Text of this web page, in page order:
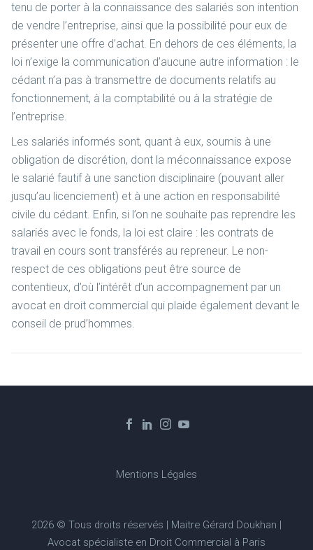
tenu de porter à la connaissance des salariés son intention
de vendre l’entreprise, ainsi que la possibilité pour eux de
présenter une offre d’achat. En dehors de ces éléments, la
loi n’exige la communication d’aucune autre information : le
cédant n’a pas à transmettre de documents relatifs au
fonctionnement, à la comptabilité ou à la stratégie de
l’entreprise.
Les salariés informés sont, quant à eux, soumis à une
obligation de discrétion, dont la méconnaissance expose
le salarié fautif à une sanction disciplinaire (pouvant aller
jusqu’au licenciement) et à une action en responsabilité
civile du cédant. Enfin, si l’on ne souhaite pas reprendre les
salariés avec le fonds, la loi est claire : les contrats de
travail en cours sont transférés au repreneur. Le non-
respect de ces obligations peut être source de
contentieux, d’où l’intérêt d’un accompagnement par un
avocat en droit commercial qui plaide également devant le
conseil de prud’hommes.
Mentions Légales
2026 © Tous droits réservés | Maitre Gérard Doukhan |
Avocat spécialiste en Droit Commercial à Paris